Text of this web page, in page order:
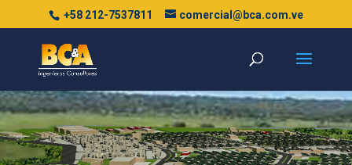
+58 212-7537811 comercial@bca.com.ve